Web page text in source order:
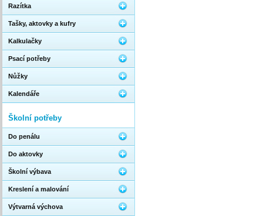
Razítka
Tašky, aktovky a kufry
Kalkulačky
Psací potřeby
Nůžky
Kalendáře
Školní potřeby
Do penálu
Do aktovky
Školní výbava
Kreslení a malování
Výtvarná výchova